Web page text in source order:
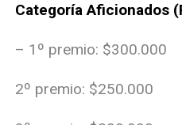
Categoría Aficionados
– 1º premio: $300.000
2º premio: $250.000